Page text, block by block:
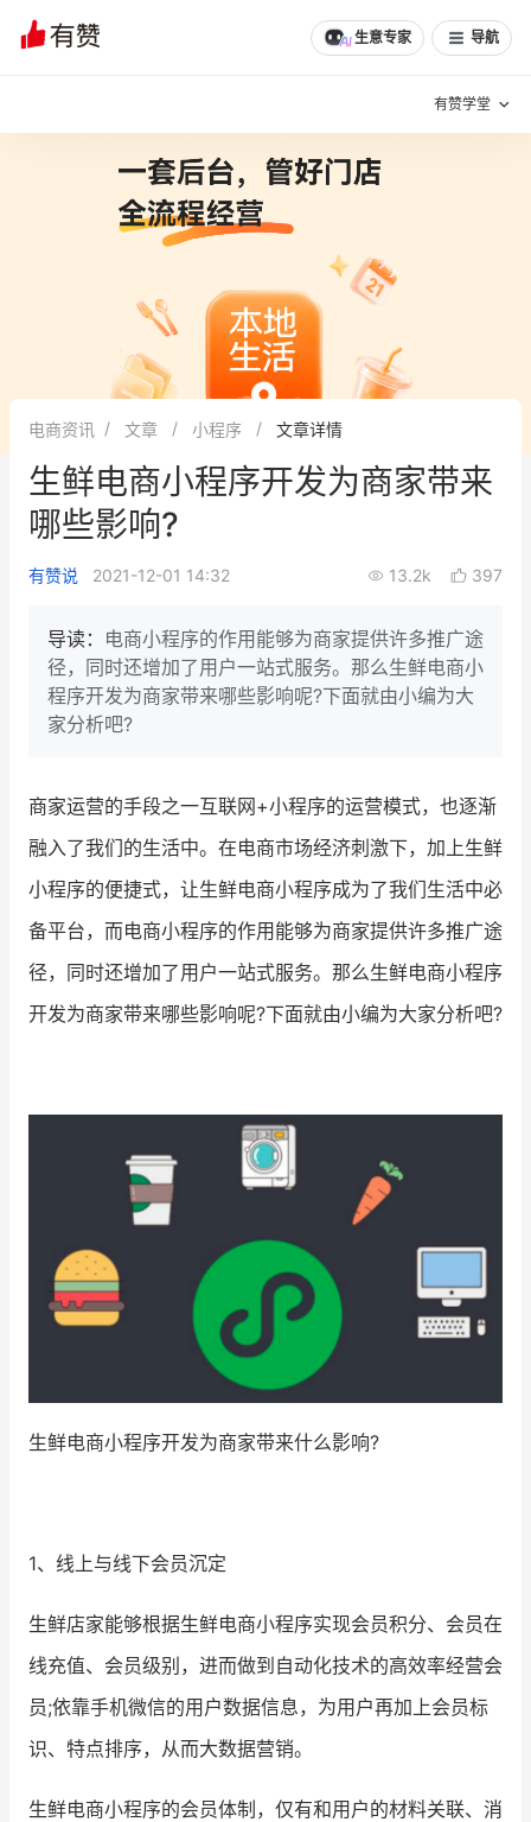
生意专家 导航
有赞学堂
增长方法
有赞专家说
新零售最佳实践
面对面聊增长
新零售大会
增长产品指南
智库
行业洞察
品牌消费观 行业报告
新零售资讯
培训课程
增长俱乐部
增长俱乐部 有赞商盟
合作共进
认证代理商
设计服务商
有赞云 数据通服务
电商资讯 文章 小程序 文章详情
生鲜电商小程序开发为商家带来
哪些影响?
有赞说 2021-12-01 14:32 13.2k 397
导读： 电商小程序的作用能够为商家提供许多推广途
径，同时还增加了用户一站式服务。那么生鲜电商小
程序开发为商家带来哪些影响呢?下面就由小编为大
家分析吧?
商家运营的手段之一互联网+小程序的运营模式，也逐渐
融入了我们的生活中。在电商市场经济刺激下，加上生鲜
小程序的便捷式，让生鲜电商小程序成为了我们生活中必
备平台，而电商小程序的作用能够为商家提供许多推广途
径，同时还增加了用户一站式服务。那么生鲜电商小程序
开发为商家带来哪些影响呢?下面就由小编为大家分析吧?
生鲜电商小程序开发为商家带来什么影响?
1、线上与线下会员沉定
生鲜店家能够根据生鲜电商小程序实现会员积分、会员在
线充值、会员级别，进而做到自动化技术的高效率经营会
员;依靠手机微信的用户数据信息，为用户再加上会员标
识、特点排序，从而大数据营销。
生鲜电商小程序的会员体制，仅有和用户的材料关联、消